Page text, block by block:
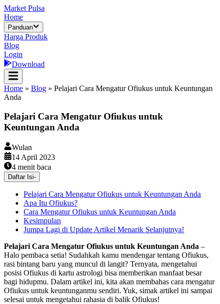
Market Pulsa
Home
Panduan
Harga Produk
Blog
Login
Download
Home » Blog » Pelajari Cara Mengatur Ofiukus untuk Keuntungan
Anda
Pelajari Cara Mengatur Ofiukus untuk
Keuntungan Anda
Wulan
14 April 2023
4 menit baca
Daftar Isi-
Pelajari Cara Mengatur Ofiukus untuk Keuntungan Anda
Apa Itu Ofiukus?
Cara Mengatur Ofiukus untuk Keuntungan Anda
Kesimpulan
Jumpa Lagi di Update Artikel Menarik Selanjutnya!
Pelajari Cara Mengatur Ofiukus untuk Keuntungan Anda –
Halo pembaca setia! Sudahkah kamu mendengar tentang Ofiukus,
rasi bintang baru yang muncul di langit? Ternyata, mengetahui
posisi Ofiukus di kartu astrologi bisa memberikan manfaat besar
bagi hidupmu. Dalam artikel ini, kita akan membahas cara mengatur
Ofiukus untuk keuntunganmu sendiri. Yuk, simak artikel ini sampai
selesai untuk mengetahui rahasia di balik Ofiukus!